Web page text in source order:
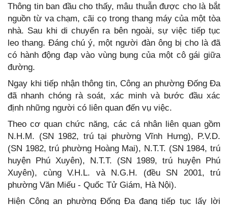
Thông tin ban đầu cho thấy, mâu thuẫn được cho là bắt
nguồn từ va chạm, cãi cọ trong thang máy của một tòa
nhà. Sau khi di chuyển ra bên ngoài, sự việc tiếp tục
leo thang. Đáng chú ý, một người đàn ông bị cho là đã
có hành động đạp vào vùng bụng của một cô gái giữa
đường.
Ngay khi tiếp nhận thông tin, Công an phường Đống Đa
đã nhanh chóng rà soát, xác minh và bước đầu xác
định những người có liên quan đến vụ việc.
Theo cơ quan chức năng, các cá nhân liên quan gồm
N.H.M. (SN 1982, trú tại phường Vĩnh Hưng), P.V.D.
(SN 1982, trú phường Hoàng Mai), N.T.T. (SN 1984, trú
huyện Phú Xuyên), N.T.T. (SN 1989, trú huyện Phú
Xuyên), cùng V.H.L. và N.G.H. (đều SN 2001, trú
phường Văn Miếu - Quốc Tử Giám, Hà Nội).
Hiện Công an phường Đống Đa đang tiếp tục lấy lời